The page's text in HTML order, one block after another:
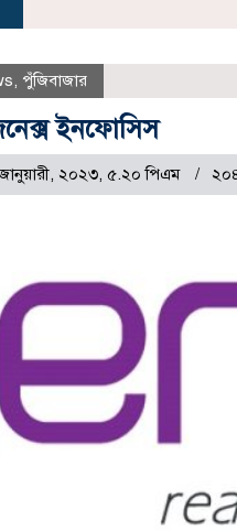
, পুঁজিবাজার
ইনফোসিস
২০২৩, ৫.২০ পিএম